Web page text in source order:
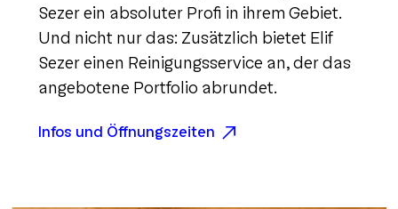
Sezer ein absoluter Profi in ihrem Gebiet.
Und nicht nur das: Zusätzlich bietet Elif
Sezer einen Reinigungsservice an, der das
angebotene Portfolio abrundet.
Infos und Öffnungszeiten